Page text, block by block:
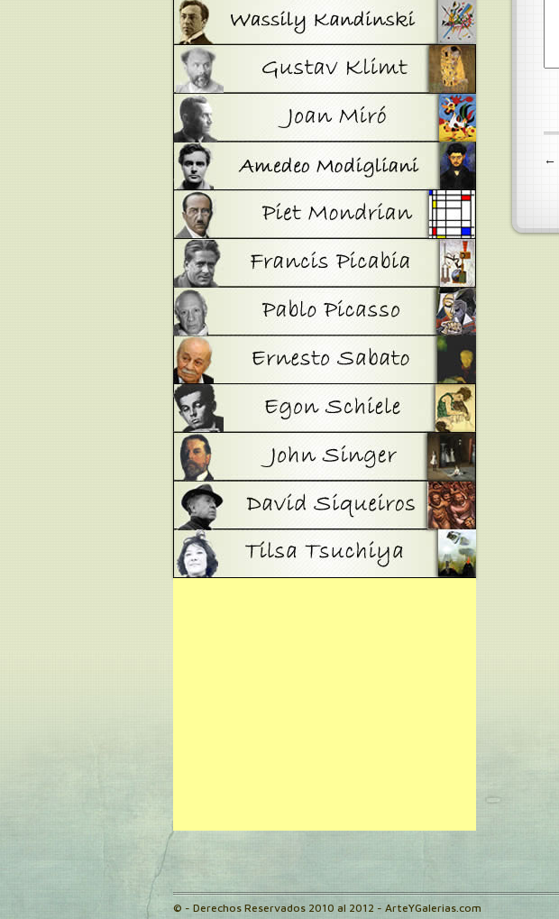
←
© - Derechos Reservados 2010 al 2012 - ArteYGalerias.com